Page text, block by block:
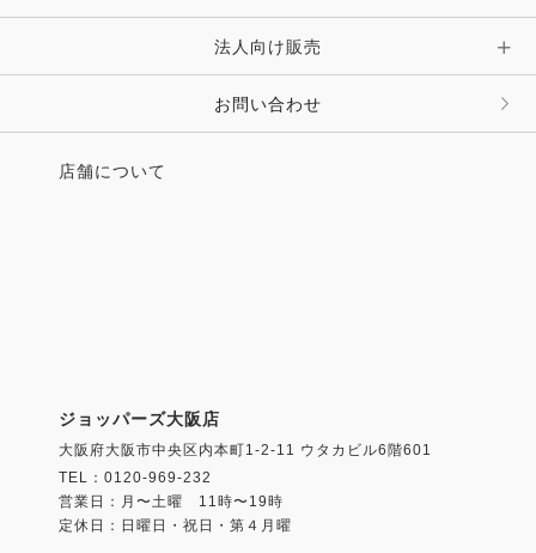
法人向け販売
お問い合わせ
店舗について
ジョッパーズ大阪店
大阪府大阪市中央区内本町1-2-11 ウタカビル6階601
TEL：0120-969-232
営業日：月〜土曜 11時〜19時
定休日：日曜日・祝日・第４月曜